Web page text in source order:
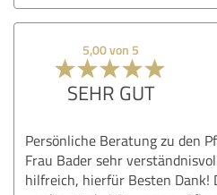
5,00 von 5
SEHR GUT
Persönliche Beratung zu den
Frau Bader sehr
hilfreich, hierfür Besten Dank!